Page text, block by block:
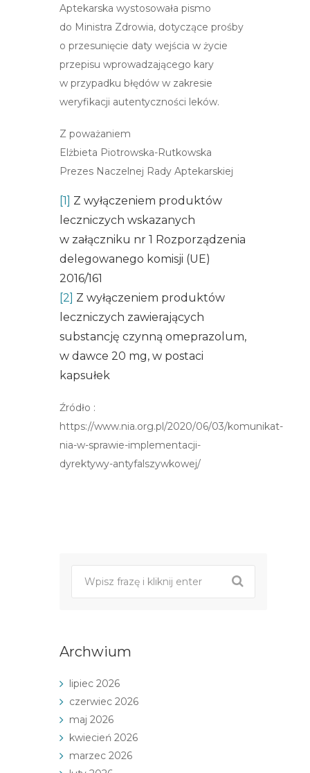
Aptekarska wystosowała pismo
do Ministra Zdrowia, dotyczące prośby
o przesunięcie daty wejścia w życie
przepisu wprowadzającego kary
w przypadku błędów w zakresie
weryfikacji autentyczności leków.
Z poważaniem
Elżbieta Piotrowska-Rutkowska
Prezes Naczelnej Rady Aptekarskiej
[1]
Z wyłączeniem produktów
leczniczych wskazanych
w załączniku nr 1 Rozporządzenia
delegowanego komisji (UE)
2016/161
[2] Z wyłączeniem produktów
leczniczych zawierających
substancję czynną omeprazolum,
w dawce 20 mg, w postaci
kapsułek
Źródło :
https://www.nia.org.pl/2020/06/03/komunikat-
nia-w-sprawie-implementacji-
dyrektywy-antyfalszywkowej/
Archwium
lipiec 2026
czerwiec 2026
maj 2026
kwiecień 2026
marzec 2026